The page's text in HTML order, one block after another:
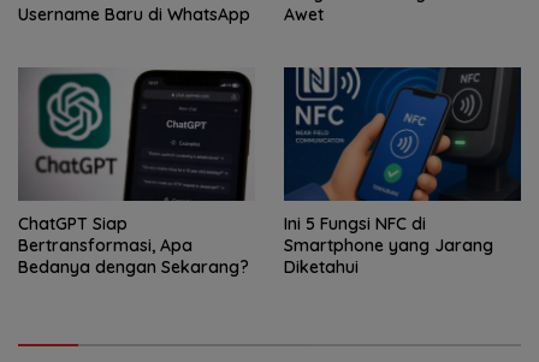
Username Baru di WhatsApp
Awet
ChatGPT Siap
Bertransformasi, Apa
Bedanya dengan Sekarang?
Ini 5 Fungsi NFC di
Smartphone yang Jarang
Diketahui